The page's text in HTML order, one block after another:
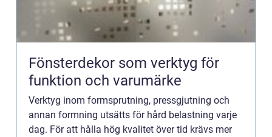
Fönsterdekor som verktyg för
funktion och varumärke
Verktyg inom formsprutning, pressgjutning och
annan formning utsätts för hård belastning varje
dag. För att hålla hög kvalitet över tid krävs mer